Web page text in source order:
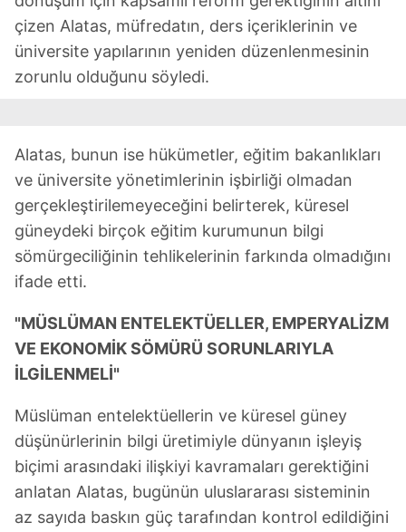
çizen Alatas, müfredatın, ders içeriklerinin ve
üniversite yapılarının yeniden düzenlenmesinin
zorunlu olduğunu söyledi.
Alatas, bunun ise hükümetler, eğitim bakanlıkları
ve üniversite yönetimlerinin işbirliği olmadan
gerçekleştirilemeyeceğini belirterek, küresel
güneydeki birçok eğitim kurumunun bilgi
sömürgeciliğinin tehlikelerinin farkında olmadığını
ifade etti.
"MÜSLÜMAN ENTELEKTÜELLER, EMPERYALİZM
VE EKONOMİK SÖMÜRÜ SORUNLARIYLA
İLGİLENMELİ"
Müslüman entelektüellerin ve küresel güney
düşünürlerinin bilgi üretimiyle dünyanın işleyiş
biçimi arasındaki ilişkiyi kavramaları gerektiğini
anlatan Alatas, bugünün uluslararası sisteminin
az sayıda baskın güç tarafından kontrol edildiğini